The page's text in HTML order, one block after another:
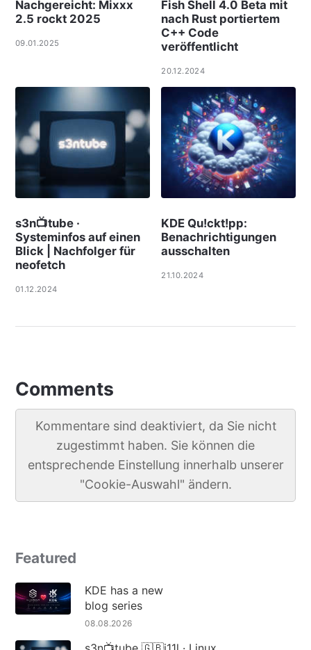
Nachgereicht: Mixxx
2.5 rockt 2025
09.01.2025
Fish Shell 4.0 Beta mit
nach Rust portiertem
C++ Code
veröffentlicht
20.12.2024
s3n📺tube ·
Systeminfos auf einen
Blick | Nachfolger für
neofetch
01.12.2024
KDE Qu!ckt!pp:
Benachrichtigungen
ausschalten
21.10.2024
Comments
Kommentare sind deaktiviert, da Sie nicht
zugestimmt haben. Sie können die
entsprechende Einstellung innerhalb unserer
"Cookie-Auswahl" ändern.
Featured
KDE has a new
blog series
08.08.2026